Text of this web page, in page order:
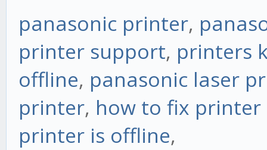
panasonic printer,
printer support, printers
offline, panasonic laser
printer, how to fix
printer is offline,